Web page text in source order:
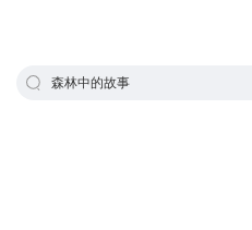
森林中的故事